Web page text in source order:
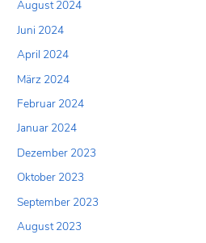
August 2024
Juni 2024
April 2024
März 2024
Februar 2024
Januar 2024
Dezember 2023
Oktober 2023
September 2023
August 2023